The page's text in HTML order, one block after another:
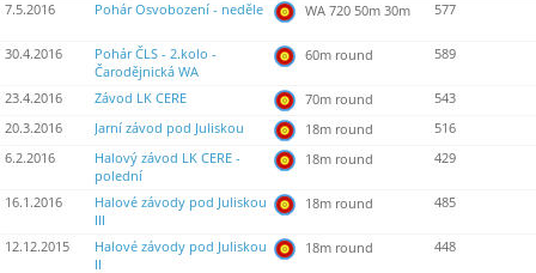
7.5.2016 Pohár Osvobození - neděle WA 720 50m 30m 577
30.4.2016
Pohár ČLS - 2.kolo -
Čarodějnická WA
60m round 589
23.4.2016 Závod LK CERE 70m round
543
20.3.2016
Jarní závod pod Juliskou 18m round
516
6.2.2016
Halový závod LK CERE -
polední
18m round 429
16.1.2016
Halové závody pod Juliskou
III
18m round 485
12.12.2015
Halové závody pod Juliskou
II
18m round 448